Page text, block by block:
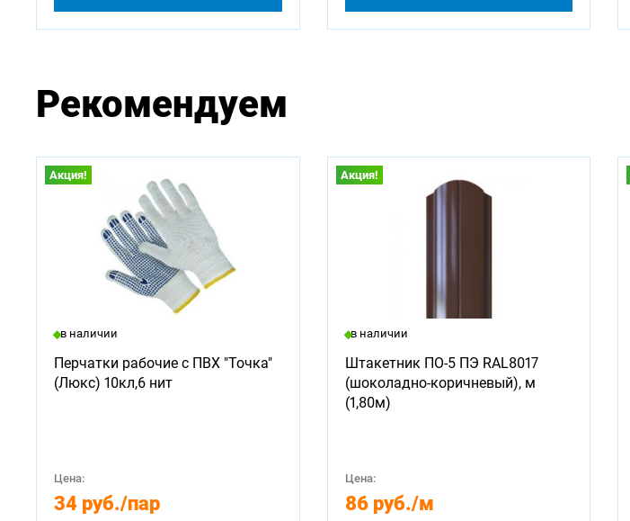
Рекомендуем
Акция!
в наличии
Перчатки рабочие с ПВХ "Точка"
(Люкс) 10кл,6 нит
Цена:
34 руб./пар
Акция!
в наличии
Штакетник ПО-5 ПЭ RAL8017
(шоколадно-коричневый), м
(1,80м)
Цена:
86 руб./м